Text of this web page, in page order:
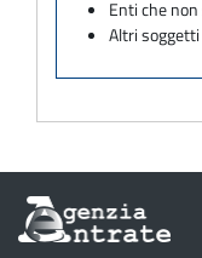
Enti che
Altri soggetti
Informazioni
sul